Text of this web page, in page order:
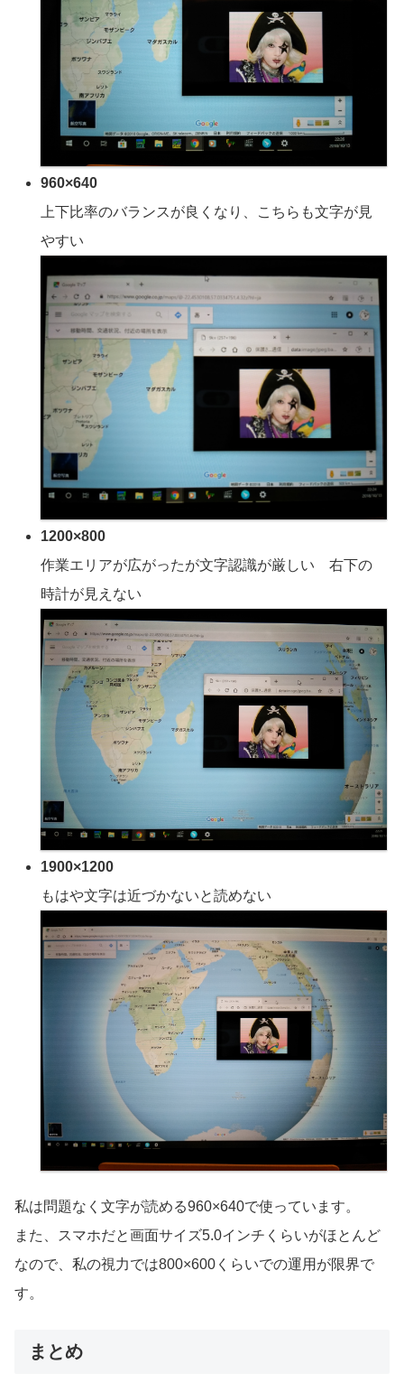
960×640
上下比率のバランスが良くなり、こちらも文字が見
やすい
1200×800
作業エリアが広がったが文字認識が厳しい 右下の
時計が見えない
1900×1200
もはや文字は近づかないと読めない
私は問題なく文字が読める960×640で使っています。
また、スマホだと画面サイズ5.0インチくらいがほとんど
なので、私の視力では800×600くらいでの運用が限界で
す。
まとめ